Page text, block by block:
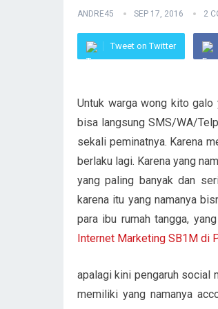
ANDRE45 SEP 17, 2016 2
Tweet on Twitter
Untuk warga wong kito galo
bisa langsung SMS/WA/
sekali peminatnya. Karena
berlaku lagi. Karena yang
yang paling banyak dan
karena itu yang namanya
para ibu rumah tangga,
Internet Marketing SB1M di
apalagi kini pengaruh social
memiliki yang namanya